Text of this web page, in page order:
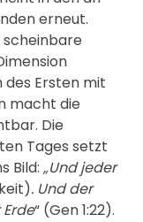
erneut.
des Ersten mit
macht die
Die
Tages setzt
Bild: „Und jeder
. Und der
“ (Gen 1:22).